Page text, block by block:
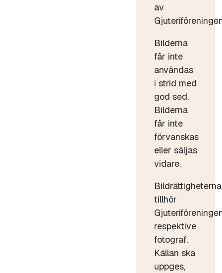
av
Bilderna
får inte
användas
i strid med
god sed.
Bilderna
får inte
förvanskas
eller säljas
vidare.
Bildrättigheterna
tillhör
respektive
fotograf.
Källan ska
uppges,